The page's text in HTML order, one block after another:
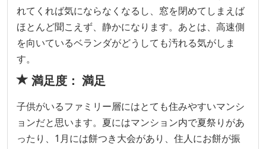
れてくれば気にならなくなるし、窓を閉めてしまえば
ほとんど聞こえず、静かになります。あとは、高速側
を向いているベランダがどうしても汚れる気がしま
す。
満足度： 満足
子供がいるファミリー層にはとても住みやすいマンシ
ョンだと思います。夏にはマンション内で夏祭りがあ
ったり、1月には餅つき大会があり、住人にお餅が振